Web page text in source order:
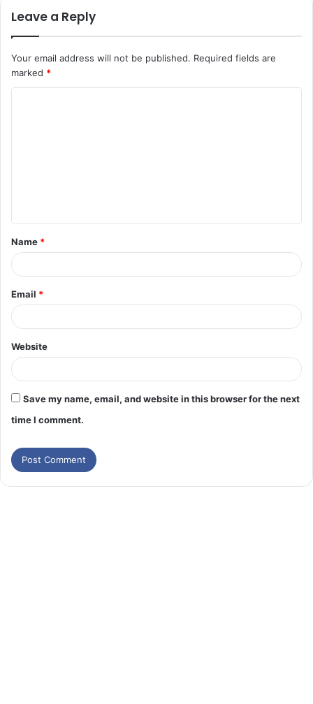
Leave a Reply
Your email address will not be published. Required fields are
marked *
Name *
Email *
Website
Save my name, email, and website in this browser for the next
time I comment.